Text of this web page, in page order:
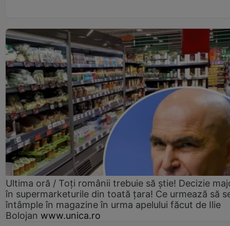
Ultima oră / Toți românii trebuie să știe! Decizie
în supermarketurile din toată țara! Ce urmează să
întâmple în magazine în urma apelului făcut de Ilie
Bolojan www.unica.ro